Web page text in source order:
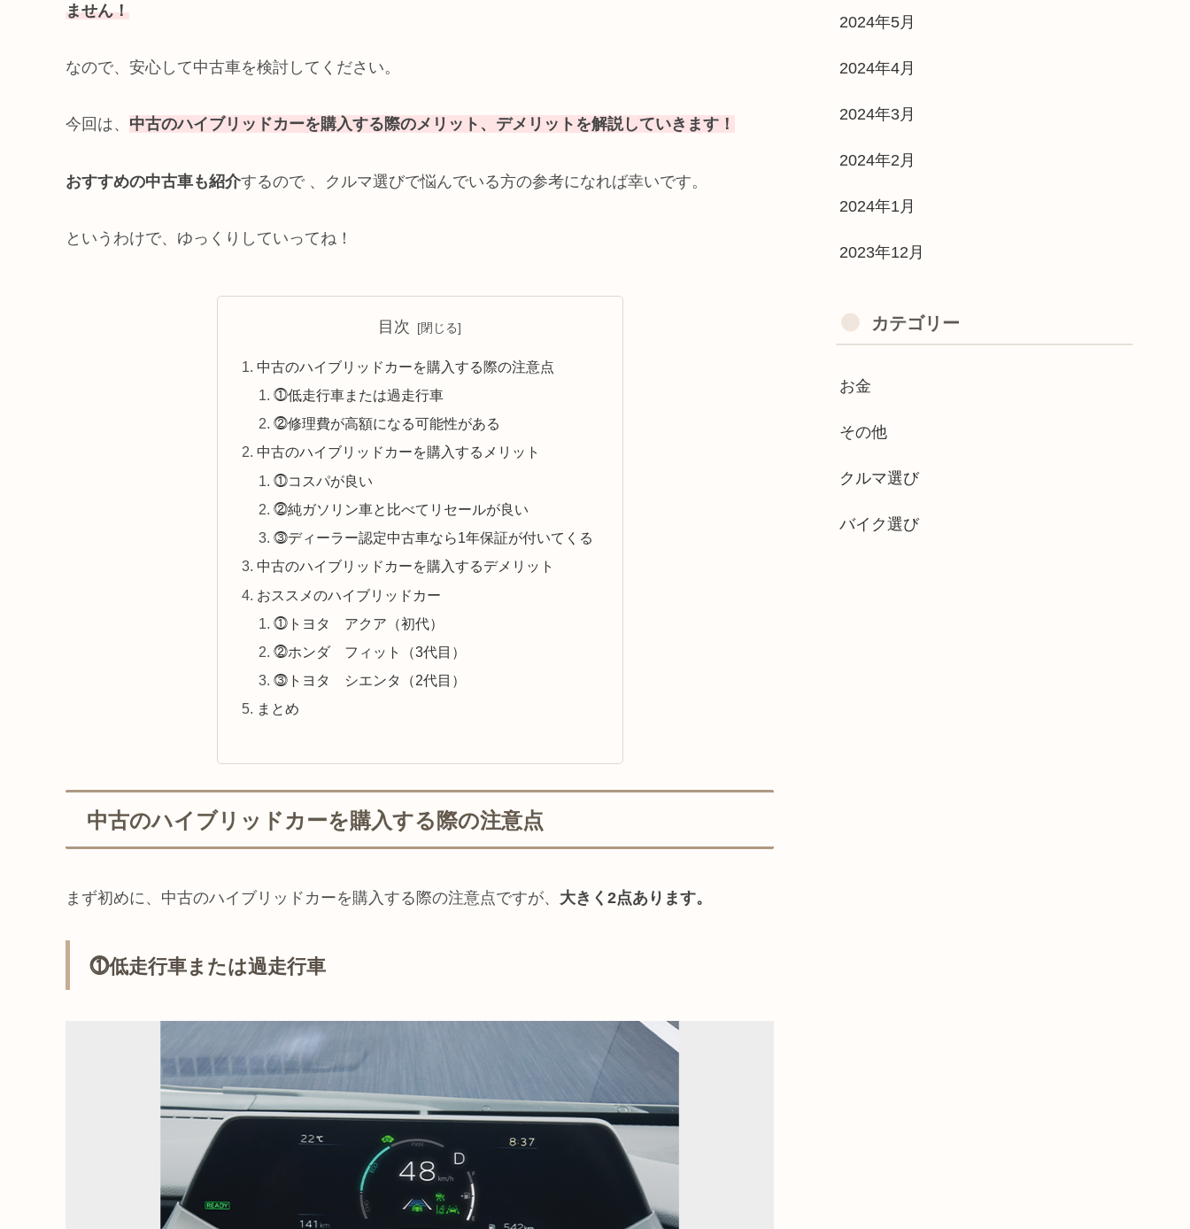
ません！
なので、安心して中古車を検討してください。
今回は、 中古のハイブリッドカーを購入する際のメリット、デメリットを解説していきます！
おすすめの中古車も紹介するので 、クルマ選びで悩んでいる方の参考になれば幸いです。
というわけで、ゆっくりしていってね！
目次
中古のハイブリッドカーを購入する際の注意点
⓵低走行車または過走行車
⓶修理費が高額になる可能性がある
中古のハイブリッドカーを購入するメリット
⓵コスパが良い
⓶純ガソリン車と比べてリセールが良い
⓷ディーラー認定中古車なら1年保証が付いてくる
中古のハイブリッドカーを購入するデメリット
おススメのハイブリッドカー
⓵トヨタ アクア（初代）
⓶ホンダ フィット（3代目）
⓷トヨタ シエンタ（2代目）
まとめ
中古のハイブリッドカーを購入する際の注意点
まず初めに、中古のハイブリッドカーを購入する際の注意点ですが、 大きく2点あります。
⓵低走行車または過走行車
2024年5月
2024年4月
2024年3月
2024年2月
2024年1月
2023年12月
カテゴリー
お金
その他
クルマ選び
バイク選び